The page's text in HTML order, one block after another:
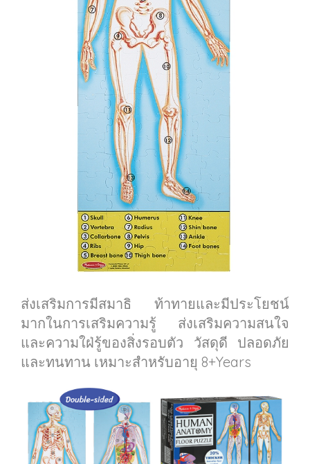
ส่งเสริมการมีสมาธิ ท้าทายและมีประโยชน์
มากในการเสริมความรู้ ส่งเสริมความสนใจ
และความใฝ่รู้ของสิ่งรอบตัว วัสดุดี ปลอดภัย
และทนทาน เหมาะสำหรับอายุ 8+Years